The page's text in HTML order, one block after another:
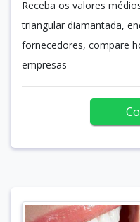
Receba os valores
triangular diamantada,
fornecedores, compare
empresas